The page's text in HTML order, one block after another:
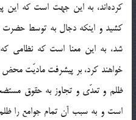
کرده‌اند، به این جهت است که این
کشید و اینکه دجال به توسط
شد، به این معنا است که نظامى که
خواهند کرد، بر پیشرفت مادیّت محض
ظلم و تعدّى و تجاوز به حقوق
است و به سبب آن تمام جوامع را